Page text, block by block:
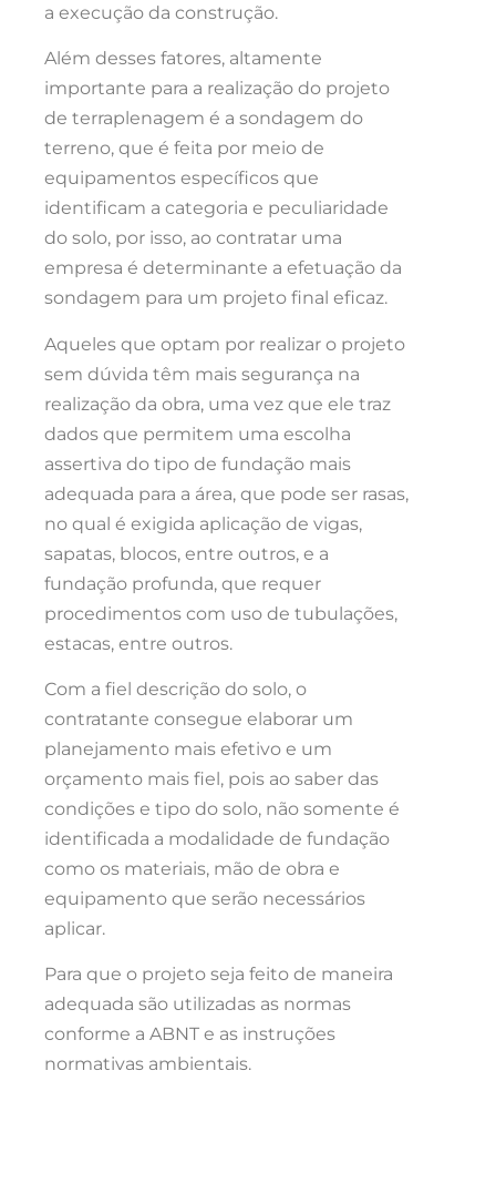
a execução da construção.
Além desses fatores, altamente
importante para a realização do projeto
de terraplenagem é a sondagem do
terreno, que é feita por meio de
equipamentos específicos que
identificam a categoria e peculiaridade
do solo, por isso, ao contratar uma
empresa é determinante a efetuação da
sondagem para um projeto final eficaz.
Aqueles que optam por realizar o projeto
sem dúvida têm mais segurança na
realização da obra, uma vez que ele traz
dados que permitem uma escolha
assertiva do tipo de fundação mais
adequada para a área, que pode ser rasas,
no qual é exigida aplicação de vigas,
sapatas, blocos, entre outros, e a
fundação profunda, que requer
procedimentos com uso de tubulações,
estacas, entre outros.
Com a fiel descrição do solo, o
contratante consegue elaborar um
planejamento mais efetivo e um
orçamento mais fiel, pois ao saber das
condições e tipo do solo, não somente é
identificada a modalidade de fundação
como os materiais, mão de obra e
equipamento que serão necessários
aplicar.
Para que o projeto seja feito de maneira
adequada são utilizadas as normas
conforme a ABNT e as instruções
normativas ambientais.